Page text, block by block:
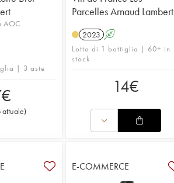
AOC
| 3 aste
€
attuale)
Parcelles Arnaud Lambert
2023 A
Lotto di 1 bottiglia | 60+ in
stock
14€
E-COMMERCE